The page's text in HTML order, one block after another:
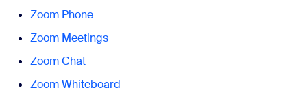
Zoom Phone
Zoom Meetings
Zoom Chat
Zoom Whiteboard